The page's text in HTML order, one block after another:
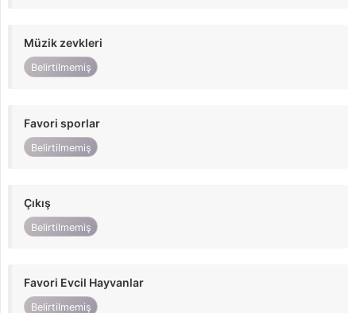
Müzik zevkleri
Belirtilmemiş
Favori sporlar
Belirtilmemiş
Çıkış
Belirtilmemiş
Favori Evcil Hayvanlar
Belirtilmemiş